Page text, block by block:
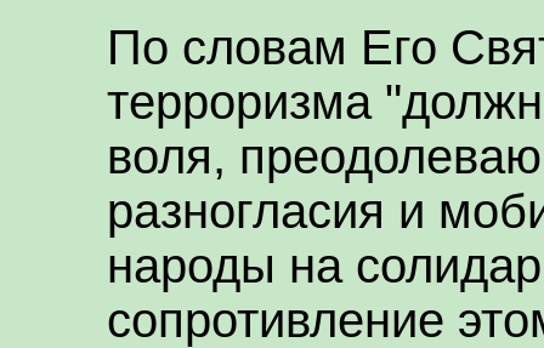
По словам Его
терроризма
воля,
разногласия и
народы на
сопротивление